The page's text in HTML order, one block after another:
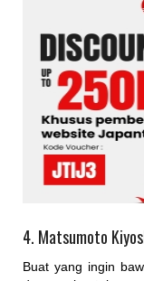
4. Matsumoto
Buat yang ingin